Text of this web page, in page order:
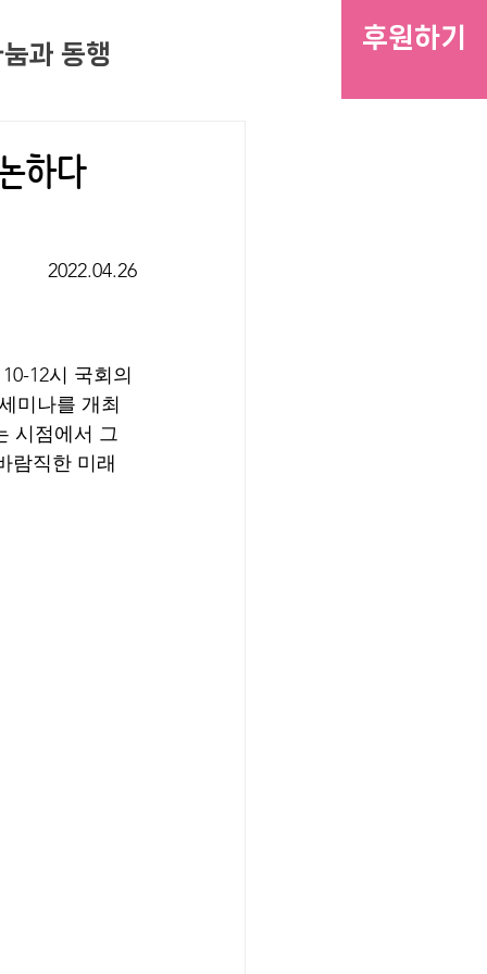
과 동행
후원하기
하다
2022.04.26
12시 국회의
미나를 개최
시점에서 그
람직한 미래